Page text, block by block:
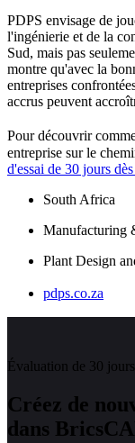
PDPS envisage de
l'ingénierie et de la
Sud, mais pas
montre qu'avec la
entreprises
accrus peuvent
Pour découvrir
entreprise sur le
d'essai de 30 jours
South Africa
Manufacturing
Plant Design
pdps.co.za
Évaluation de 30 jours
Créez de
dans